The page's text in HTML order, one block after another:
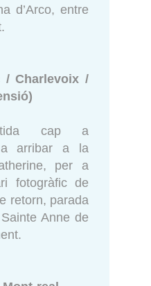
d’Arco, entre
/ Charlevoix /
cap a
a arribar a la
per a
fotogràfic de
retorn, parada
Anne de